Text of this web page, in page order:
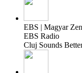
EBS | Magyar
EBS Radio
Cluj Sounds